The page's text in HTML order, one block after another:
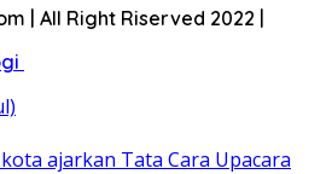
| All Right Riserved 2022 |
ajarkan Tata Cara Upacara